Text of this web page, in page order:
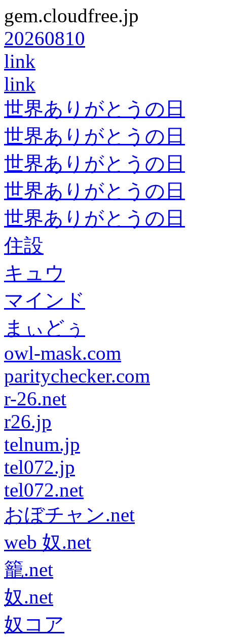
gem.cloudfree.jp
20260810
link
link
世界ありがとうの日
世界ありがとうの日
世界ありがとうの日
世界ありがとうの日
世界ありがとうの日
住設
キュウ
マインド
まぃどぅ
owl-mask.com
paritychecker.com
r-26.net
r26.jp
telnum.jp
tel072.jp
tel072.net
おぼチャン.net
web 奴.net
籠.net
奴.net
奴コア